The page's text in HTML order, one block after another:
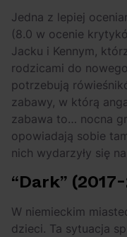
Jedna z lepiej
(8.0 w ocenie
Jacku i Kennym,
rodzicami do
potrzebują
zabawy, w którą
zabawa to… nocna
opowiadają sobie
nich wydarzyły się
“Dark”
W niemieckim
dzieci. Ta sytuacja